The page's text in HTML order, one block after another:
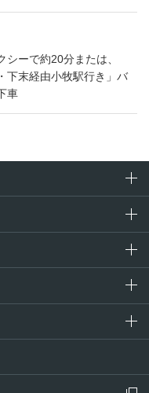
シーで約20分または、
下末経由小牧駅行き」バ
車